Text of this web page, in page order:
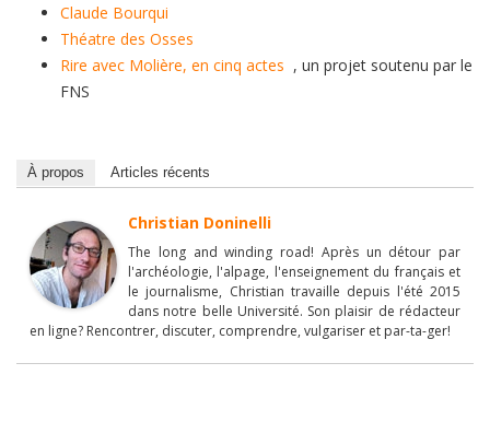
Claude Bourqui
Théatre des Osses
Rire avec Molière, en cinq actes , un projet soutenu par le
FNS
À propos Articles récents
Christian Doninelli
The long and winding road! Après un détour par
l'archéologie, l'alpage, l'enseignement du français et
le journalisme, Christian travaille depuis l'été 2015
dans notre belle Université. Son plaisir de rédacteur
en ligne? Rencontrer, discuter, comprendre, vulgariser et par-ta-ger!